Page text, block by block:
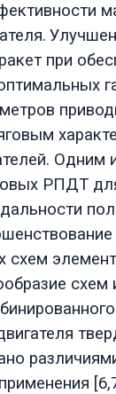
при
Одним
РПДТ
схем